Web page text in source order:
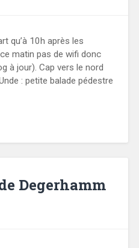
qu’à 10h après les
matin pas de wifi donc
à jour). Cap vers le nord
: petite balade pédestre
Degerhamm